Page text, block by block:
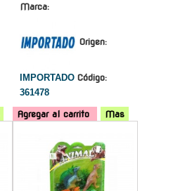
Marca:
Origen:
IMPORTADO Código:
361478
Agregar al carrito
Mas